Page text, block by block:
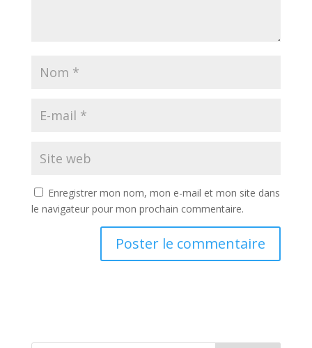
Enregistrer mon nom, mon e-mail et mon site dans
le navigateur pour mon prochain commentaire.